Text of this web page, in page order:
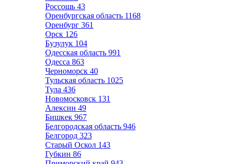
Россошь 43
Оренбургская область 1168
Оренбург 361
Орск 126
Бузулук 104
Одесская область 991
Одесса 863
Черноморск 40
Тульская область 1025
Тула 436
Новомосковск 131
Алексин 49
Бишкек 967
Белгородская область 946
Белгород 323
Старый Оскол 143
Губкин 86